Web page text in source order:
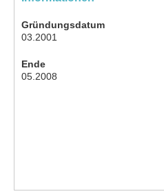
Gründungsdatum
03.2001
Ende
05.2008